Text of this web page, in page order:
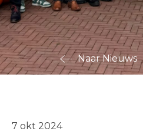
Naar Nieuws
7 okt 2024